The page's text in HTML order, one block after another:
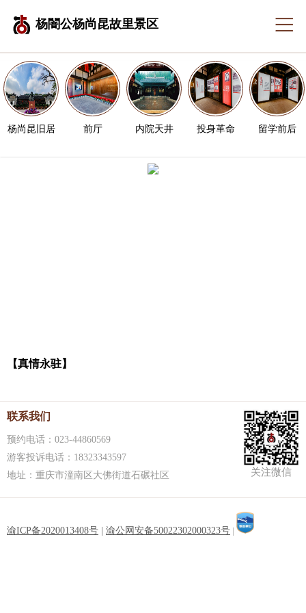
杨闇公杨尚昆故里景区
杨尚昆旧居 前厅 内院天井 投身革命 留学前后
【真情永驻】
联系我们
预约电话：023-44860569
游客投诉电话：18323343597
地址：重庆市潼南区大佛街道石碾社区
关注微信
渝ICP备2020013408号 渝公网安备50022302000323号 |